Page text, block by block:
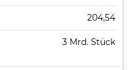
204,54
3 Mrd. Stück